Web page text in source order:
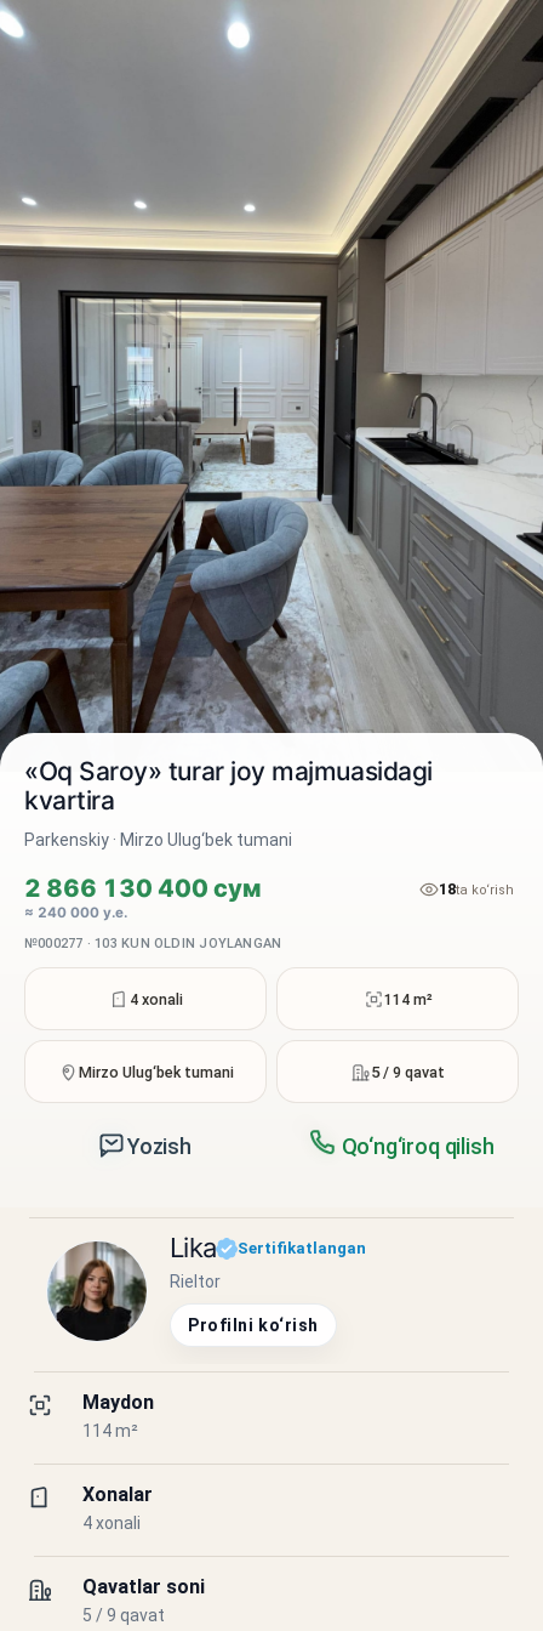
«Oq Saroy» turar joy majmuasidagi
kvartira
Parkenskiy · Mirzo Ulug‘bek tumani
2 866 130 400 сум
≈ 240 000 у.е.
18ta ko‘rish
№000277 · 103 KUN OLDIN JOYLANGAN
4 xonali 114 m²
Mirzo Ulug‘bek tumani 5 / 9 qavat
Yozish Qo‘ng‘iroq qilish
Lika Sertifikatlangan
Rieltor
Profilni ko‘rish
Maydon
114 m²
Xonalar
4 xonali
Qavatlar soni
5 / 9 qavat